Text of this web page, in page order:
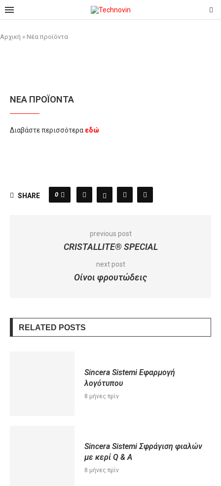
Αρχική » Νέα προϊόντα
ΝΈΑ ΠΡΟΪΌΝΤΑ
Διαβάστε περισσότερα εδώ
SHARE 0
previous post
CRISTALLITE® SPECIAL
next post
Οίνοι φρουτώδεις
RELATED POSTS
Sincera Sistemi Eφαρμογή
λογότυπου
8 μήνες πρίν
Sincera Sistemi Σφράγιση φιαλών
με κερί Q & A
8 μήνες πρίν